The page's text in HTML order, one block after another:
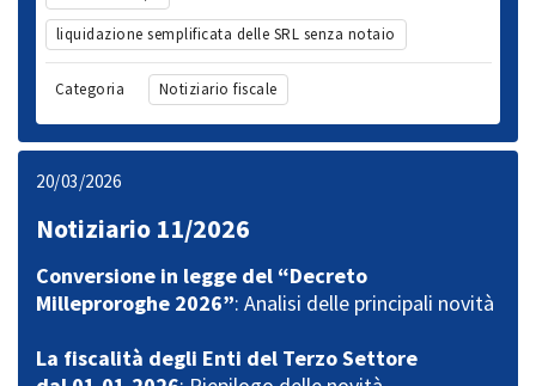
liquidazione semplificata delle SRL senza notaio
Categoria Notiziario fiscale
20/03/2026
Notiziario 11/2026
Conversione in legge del “Decreto
Milleproroghe 2026”: Analisi delle principali novità
La fiscalità degli Enti del Terzo Settore